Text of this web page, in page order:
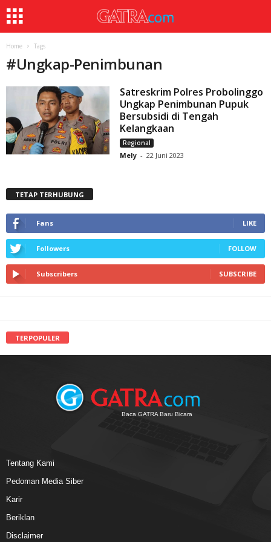
Home Tags
#Ungkap-Penimbunan
Satreskrim Polres Probolinggo
Ungkap Penimbunan Pupuk
Bersubsidi di Tengah
Kelangkaan
Regional
Mely - 22 Juni 2023
TETAP TERHUBUNG
Fans LIKE
Followers FOLLOW
Subscribers SUBSCRIBE
TERPOPULER
Baca GATRA Baru Bicara
Tentang Kami
Pedoman Media Siber
Karir
Beriklan
Disclaimer